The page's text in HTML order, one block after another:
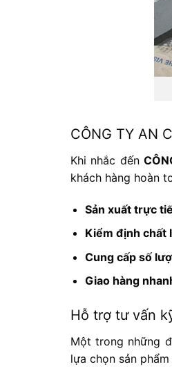
CÔNG TY AN
Khi nhắc đến
khách hàng hoàn
Sản xuất trực
Kiểm định chất
Cung cấp số
Giao hàng
Hỗ trợ tư vấn
Một trong những
lựa chọn sản